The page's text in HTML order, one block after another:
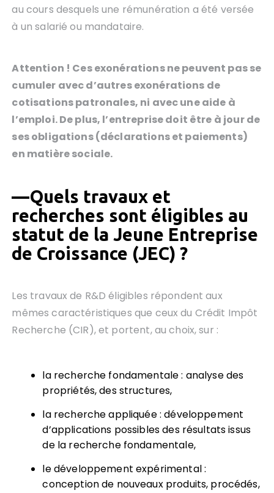
au cours desquels une rémunération a été versée
à un salarié ou mandataire.
Attention ! Ces exonérations ne peuvent pas se
cumuler avec d’autres exonérations de
cotisations patronales, ni avec une aide à
l’emploi. De plus, l’entreprise doit être à jour de
ses obligations (déclarations et paiements)
en matièresociale.
—Quels travaux et
recherches sont éligibles au
statut de la Jeune Entreprise
de Croissance (JEC) ?
Les travaux de R&D éligibles répondent aux
mêmes caractéristiques que ceux du Crédit Impôt
Recherche (CIR), et portent, au choix, sur :
la recherche fondamentale : analyse des
propriétés, des structures,
la recherche appliquée : développement
d’applications possibles des résultats issus
de la recherche fondamentale,
le développement expérimental :
conception de nouveaux produits, procédés,